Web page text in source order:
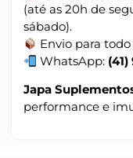
(até as 20h de
sábado).
Envio para
WhatsApp:
Japa
performance e